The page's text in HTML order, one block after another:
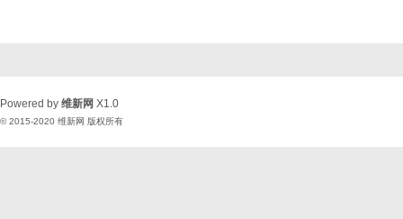
Powered by 维新网 X1.0
© 2015-2020 维新网 版权所有